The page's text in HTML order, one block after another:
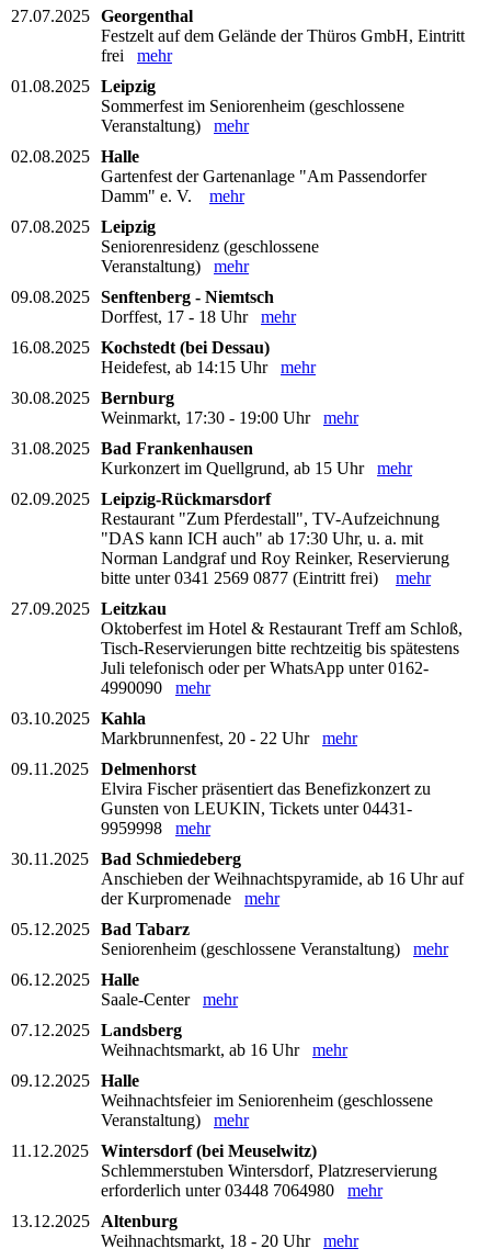
27.07.2025 Georgenthal
Festzelt auf dem Gelände der Thüros GmbH, Eintritt
frei mehr
01.08.2025 Leipzig
Sommerfest im Seniorenheim (geschlossene
Veranstaltung) mehr
02.08.2025 Halle
Gartenfest der Gartenanlage "Am Passendorfer
Damm" e. V. mehr
07.08.2025 Leipzig
Seniorenresidenz (geschlossene
Veranstaltung) mehr
09.08.2025 Senftenberg - Niemtsch
Dorffest, 17 - 18 Uhr mehr
16.08.2025 Kochstedt (bei Dessau)
Heidefest, ab 14:15 Uhr mehr
30.08.2025 Bernburg
Weinmarkt, 17:30 - 19:00 Uhr mehr
31.08.2025 Bad Frankenhausen
Kurkonzert im Quellgrund, ab 15 Uhr mehr
02.09.2025 Leipzig-Rückmarsdorf
Restaurant "Zum Pferdestall", TV-Aufzeichnung
"DAS kann ICH auch" ab 17:30 Uhr, u. a. mit
Norman Landgraf und Roy Reinker, Reservierung
bitte unter 0341 2569 0877 (Eintritt frei) mehr
27.09.2025 Leitzkau
Oktoberfest im Hotel & Restaurant Treff am Schloß,
Tisch-Reservierungen bitte rechtzeitig bis spätestens
Juli telefonisch oder per WhatsApp unter 0162-
4990090 mehr
03.10.2025 Kahla
Markbrunnenfest, 20 - 22 Uhr mehr
09.11.2025
Delmenhorst
Elvira Fischer präsentiert das Benefizkonzert zu
Gunsten von LEUKIN, Tickets unter 04431-
9959998 mehr
30.11.2025
Bad Schmiedeberg
Anschieben der Weihnachtspyramide, ab 16 Uhr auf
der Kurpromenade mehr
05.12.2025 Bad Tabarz
Seniorenheim (geschlossene Veranstaltung) mehr
06.12.2025 Halle
Saale-Center mehr
07.12.2025 Landsberg
Weihnachtsmarkt, ab 16 Uhr mehr
09.12.2025 Halle
Weihnachtsfeier im Seniorenheim (geschlossene
Veranstaltung) mehr
11.12.2025
Wintersdorf (bei Meuselwitz)
Schlemmerstuben Wintersdorf, Platzreservierung
erforderlich unter 03448 7064980 mehr
13.12.2025
Altenburg
Weihnachtsmarkt, 18 - 20 Uhr mehr